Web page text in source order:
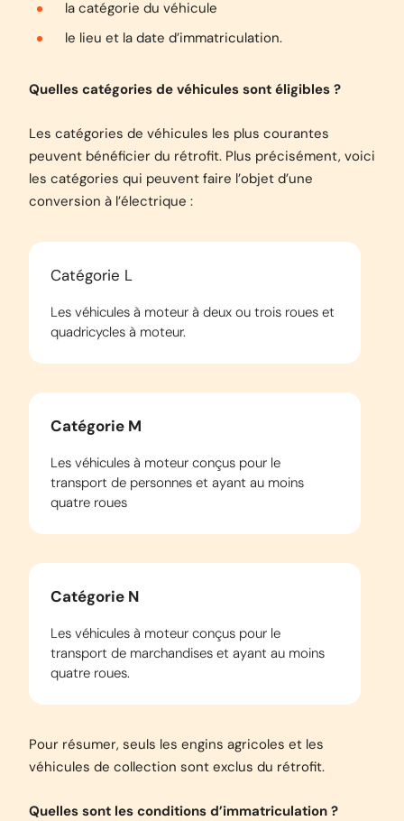
la catégorie du véhicule
le lieu et la date d’immatriculation.
Quelles catégories de véhicules sont éligibles ?
Les catégories de véhicules les plus courantes
peuvent bénéficier du rétrofit. Plus précisément, voici
les catégories qui peuvent faire l’objet d’une
conversion à l’électrique :
Catégorie L
Les véhicules à moteur à deux ou trois roues et
quadricycles à moteur.
Catégorie M
Les véhicules à moteur conçus pour le
transport de personnes et ayant au moins
quatre roues
Catégorie N
Les véhicules à moteur conçus pour le
transport de marchandises et ayant au moins
quatre roues.
Pour résumer, seuls les engins agricoles et les
véhicules de collection sont exclus du rétrofit.
Quelles sont les conditions d’immatriculation ?